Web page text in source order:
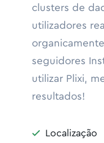
clusters de
utilizadores
seguidores
utilizar Plixi,
resultados!
 Localização